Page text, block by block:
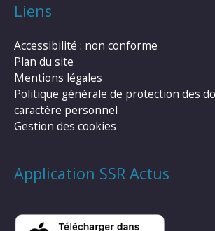
Liens
Accessibilité : non conforme
Plan du site
Mentions légales
Politique générale de protection des
caractère personnel
Gestion des cookies
Application SSR Actus